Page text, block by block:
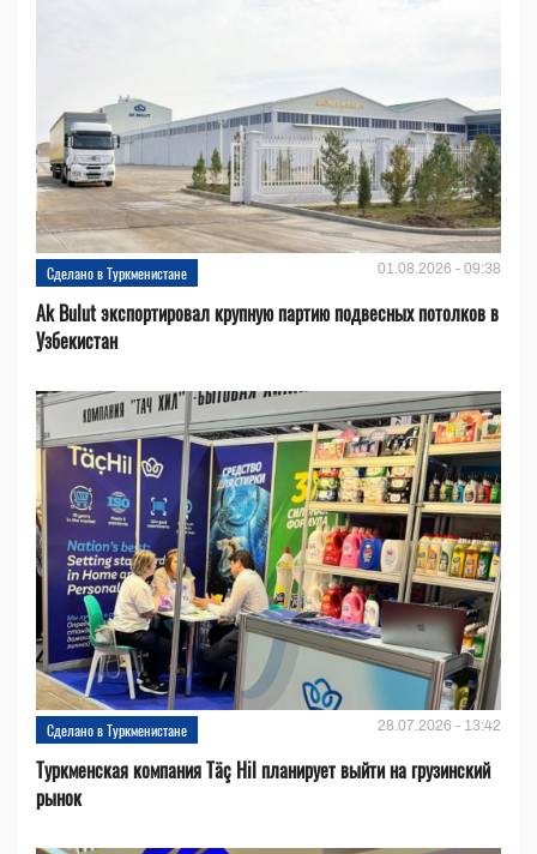
Сделано в Туркменистане 01.08.2026 - 09:38
Ak Bulut экспортировал крупную партию подвесных потолков в
Узбекистан
Сделано в Туркменистане 28.07.2026 - 13:42
Туркменская компания Täç Hil планирует выйти на грузинский
рынок